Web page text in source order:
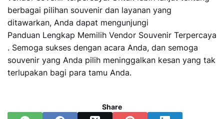
berbagai pilihan souvenir dan layanan yang
ditawarkan, Anda dapat mengunjungi
Panduan Lengkap Memilih Vendor Souvenir Terpercaya
. Semoga sukses dengan acara Anda, dan semoga
souvenir yang Anda pilih meninggalkan kesan yang tak
terlupakan bagi para tamu Anda.
Share